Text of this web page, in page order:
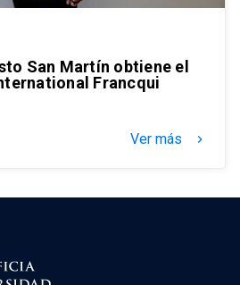
San Martín obtiene el
Francqui
Ver más keyboard_arrow_right